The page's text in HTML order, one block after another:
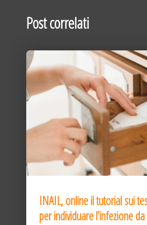
Post correlati
INAIL, online il tutorial sui
per individuare l’infezione